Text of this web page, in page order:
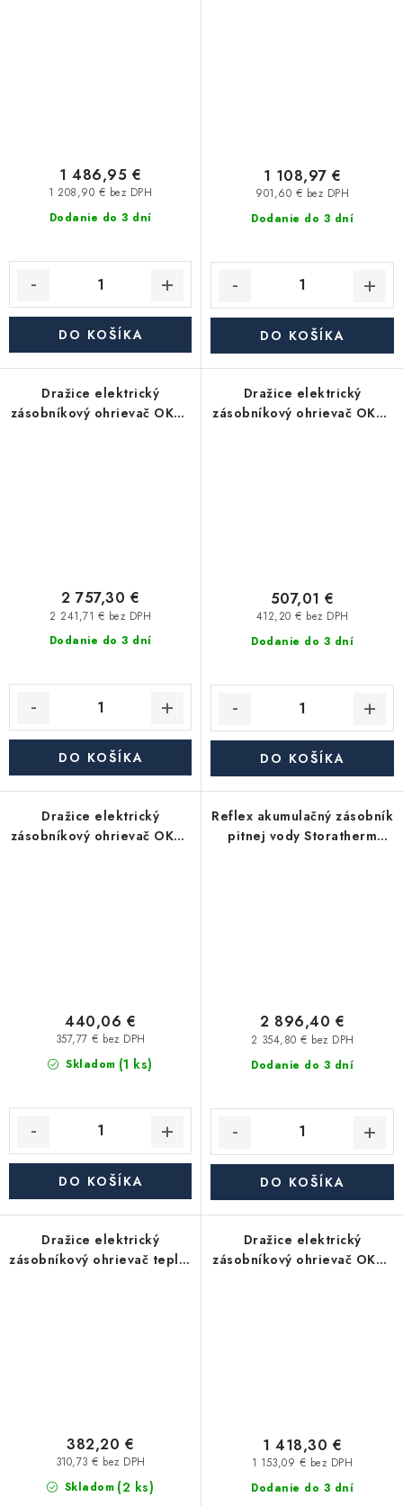
Dodanie do 3 dní
1 208,90 € bez DPH
1 486,95 €
DO KOŠÍKA
Dodanie do 3 dní
901,60 € bez DPH
1 108,97 €
DO KOŠÍKA
Dražice elektrický
zásobníkový ohrievač OKCE
Dodanie do 3 dní
2 241,71 € bez DPH
2 757,30 €
DO KOŠÍKA
Dražice elektrický
zásobníkový ohrievač OKCE
Dodanie do 3 dní
412,20 € bez DPH
507,01 €
DO KOŠÍKA
Dražice elektrický
zásobníkový ohrievač OKCE
Skladom (1 ks)
357,77 € bez DPH
440,06 €
DO KOŠÍKA
Reflex akumulačný zásobník
pitnej vody Storatherm
Dodanie do 3 dní
2 354,80 € bez DPH
2 896,40 €
DO KOŠÍKA
Dražice elektrický
zásobníkový ohrievač teplej
Skladom (2 ks)
310,73 € bez DPH
382,20 €
Dražice elektrický
zásobníkový ohrievač OKCE
Dodanie do 3 dní
1 153,09 € bez DPH
1 418,30 €